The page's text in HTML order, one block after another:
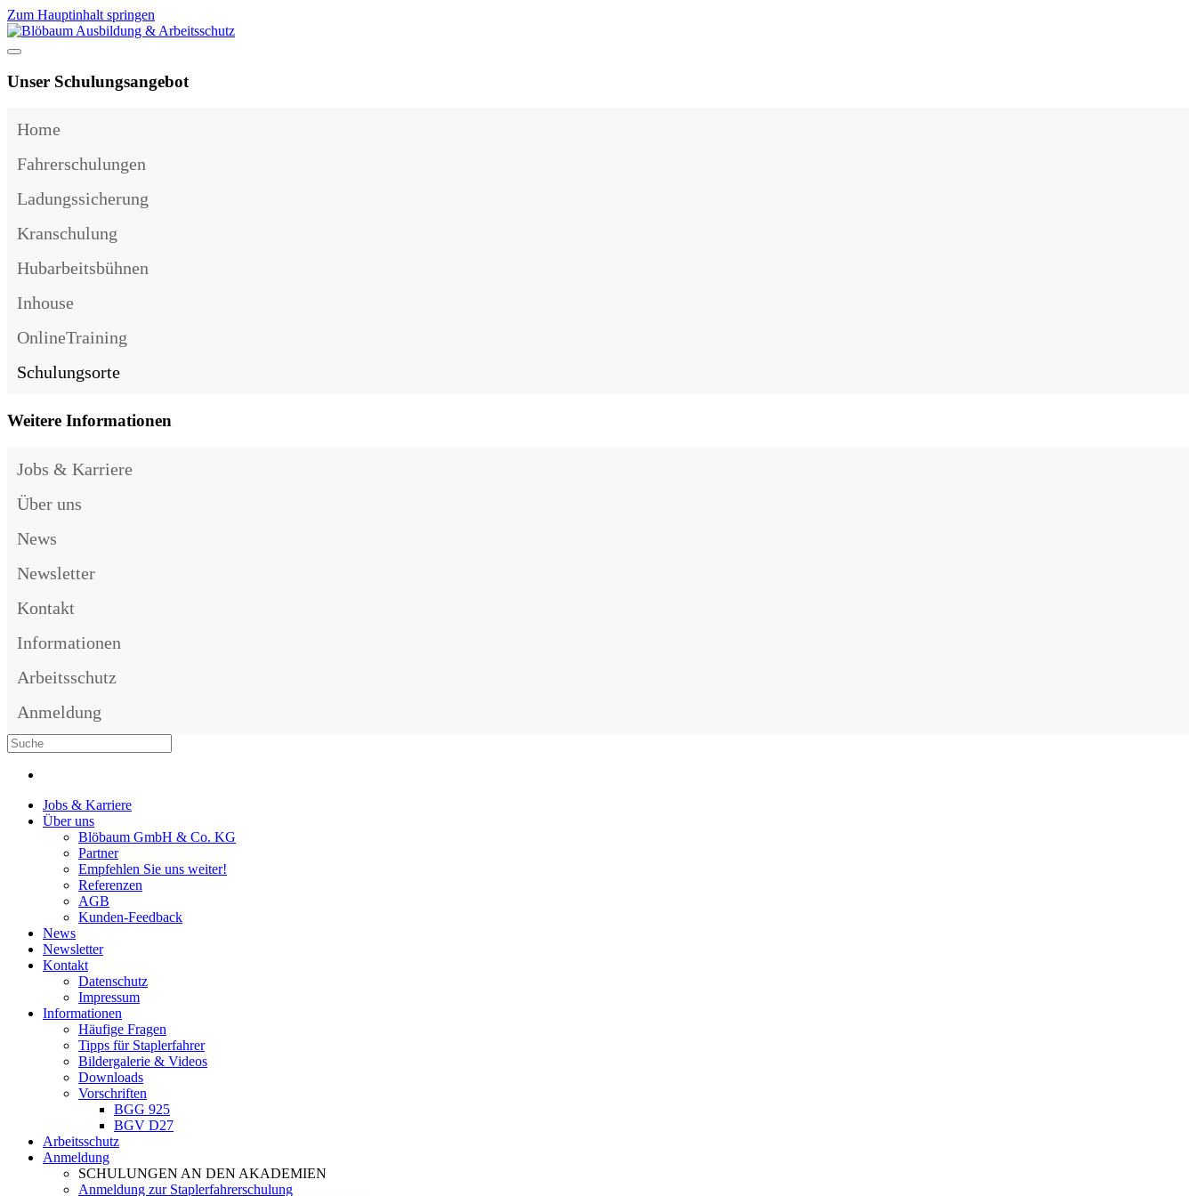
Zum Hauptinhalt springen
Unser Schulungsangebot
Home
Fahrerschulungen
Ladungssicherung
Kranschulung
Hubarbeitsbühnen
Inhouse
OnlineTraining
Schulungsorte
Weitere Informationen
Jobs & Karriere
Über uns
News
Newsletter
Kontakt
Informationen
Arbeitsschutz
Anmeldung
Jobs & Karriere
Über uns
Blöbaum GmbH & Co. KG
Partner
Empfehlen Sie uns weiter!
Referenzen
AGB
Kunden-Feedback
News
Newsletter
Kontakt
Datenschutz
Impressum
Informationen
Häufige Fragen
Tipps für Staplerfahrer
Bildergalerie & Videos
Downloads
Vorschriften
BGG 925
BGV D27
Arbeitsschutz
Anmeldung
SCHULUNGEN AN DEN AKADEMIEN
Anmeldung zur Staplerfahrerschulung